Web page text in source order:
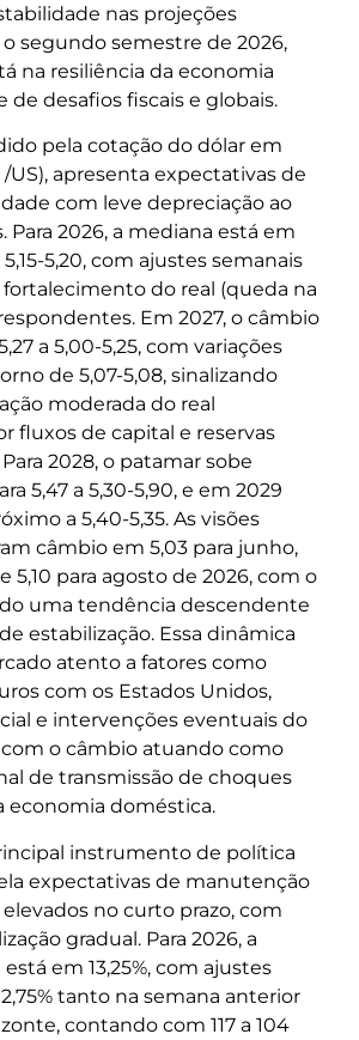
nas projeções
segundo semestre de 2026,
na resiliência da economia
de desafios fiscais e globais.
pela cotação do dólar em
/US), apresenta expectativas de
com leve depreciação ao
Para 2026, a mediana está em
5,20, com ajustes semanais
do real (queda na
Em 2027, o câmbio
a 5,00-5,25, com variações
de 5,07-5,08, sinalizando
moderada do real
fluxos de capital e reservas
2028, o patamar sobe
5,47 a 5,30-5,90, e em 2029
a 5,40-5,35. As visões
câmbio em 5,03 para junho,
5,10 para agosto de 2026, com o
uma tendência descendente
estabilização. Essa dinâmica
atento a fatores como
com os Estados Unidos,
e intervenções eventuais do
com o câmbio atuando como
de transmissão de choques
economia doméstica.
instrumento de política
expectativas de manutenção
no curto prazo, com
gradual. Para 2026, a
em 13,25%, com ajustes
tanto na semana anterior
contando com 117 a 104